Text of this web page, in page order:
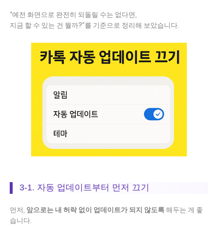
“예전 화면으로 완전히 되돌릴 수는 없다면,
지금 할 수 있는 건 뭘까?”를 기준으로 정리해 보았습니다.
3-1. 자동 업데이트부터 먼저 끄기
먼저, 앞으로는 내 허락 없이 업데이트가 되지 않도록해두는 게 좋
습니다.